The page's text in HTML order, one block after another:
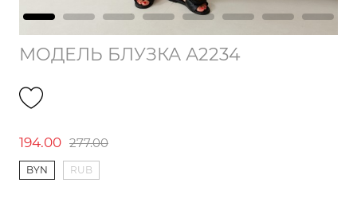
МОДЕЛЬ БЛУЗКА А2234
194.00 277.00
BYN RUB